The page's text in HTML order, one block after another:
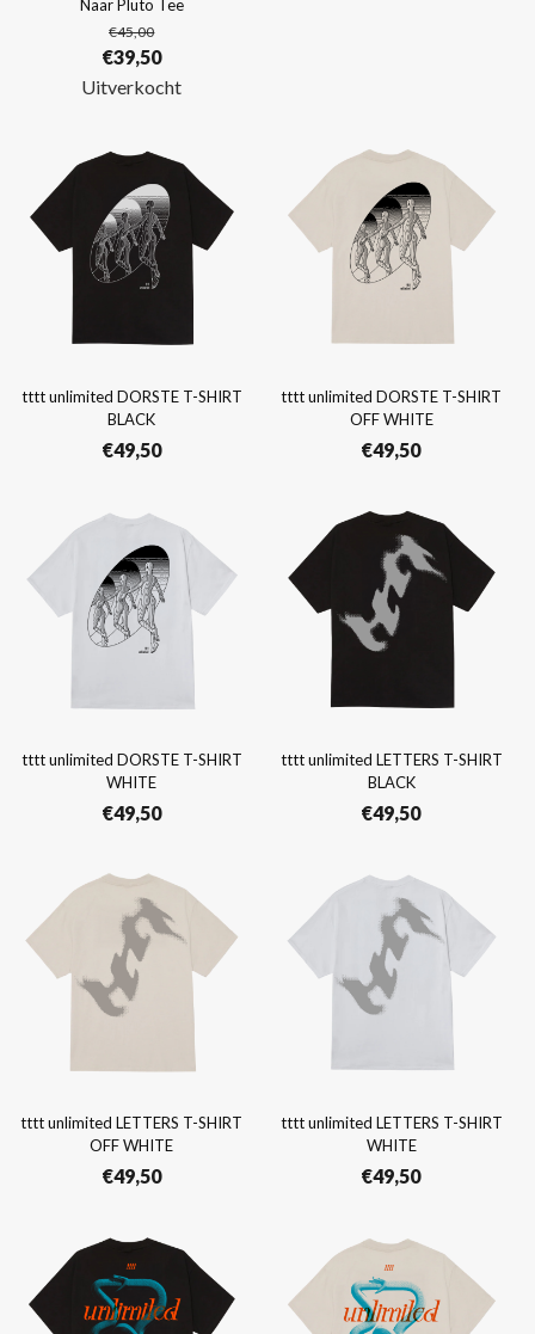
Naar Pluto Tee
€45,00
Oorspronkelijke
prijs
€39,50Huidige
prijs
Uitverkocht
tttt unlimited DORSTE T-SHIRT
BLACK
€49,50
tttt unlimited DORSTE T-SHIRT
OFF WHITE
€49,50
tttt unlimited DORSTE T-SHIRT
WHITE
€49,50
tttt unlimited LETTERS T-SHIRT
BLACK
€49,50
tttt unlimited LETTERS T-SHIRT
OFF WHITE
€49,50
tttt unlimited LETTERS T-SHIRT
WHITE
€49,50